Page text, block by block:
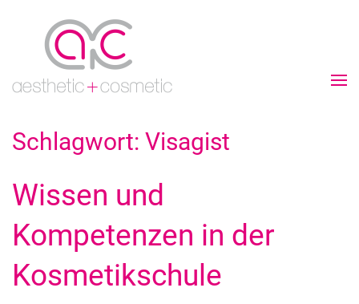
Schlagwort: Visagist
Wissen und
Kompetenzen in der
Kosmetikschule